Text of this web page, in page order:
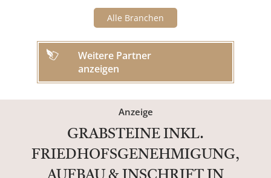
Alle Branchen
Weitere Partner
anzeigen
Anzeige
GRABSTEINE INKL.
FRIEDHOFSGENEHMIGUNG,